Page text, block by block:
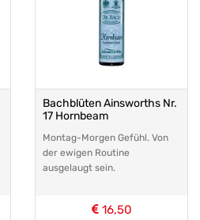
Bachblüten Ainsworths Nr.
17 Hornbeam
Montag-Morgen Gefühl. Von
der ewigen Routine
ausgelaugt sein.
16,50